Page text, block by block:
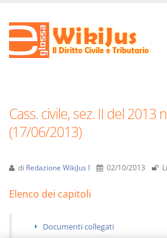
Cass. civile, sez. II del
(17/06/2013)
di Redazione WikiJus I 02/10/2013
Elenco dei capitoli
Documenti collegati